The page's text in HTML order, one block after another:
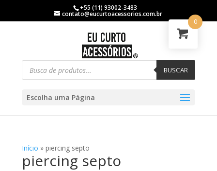
+55 (11) 93002-3483
contato@eucurtoacessorios.com.br
BUSCAR
Escolha uma Página
Início » piercing septo
piercing septo
0